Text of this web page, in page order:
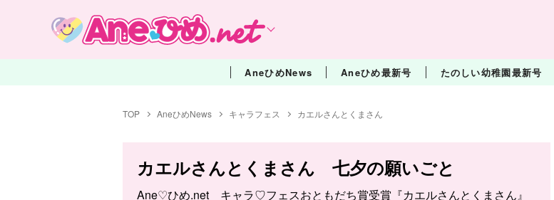
AneひめNews Aneひめ最新号 たのしい幼稚園最新号
TOP AneひめNews キャラフェス カエルさんとくまさん
カエルさんとくまさん 七夕の願いごと
Ane♡ひめ.net キャラ♡フェスおともだち賞受賞『カエルさんとくまさん』